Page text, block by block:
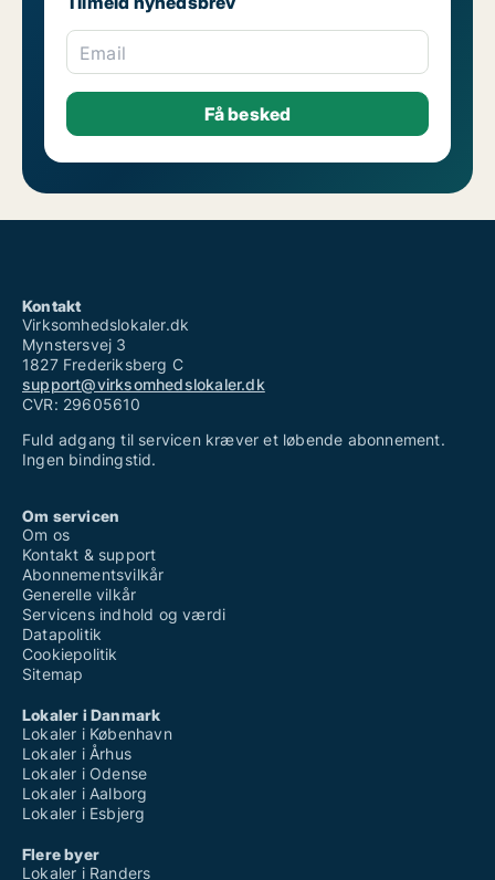
Email
Kontakt
Virksomhedslokaler.dk
Mynstersvej 3
1827 Frederiksberg C
support@virksomhedslokaler.dk
CVR: 29605610
Fuld adgang til servicen kræver et løbende abonnement.
Ingen bindingstid.
Om servicen
Om os
Kontakt & support
Abonnementsvilkår
Generelle vilkår
Servicens indhold og værdi
Datapolitik
Cookiepolitik
Sitemap
Lokaler i Danmark
Lokaler i København
Lokaler i Århus
Lokaler i Odense
Lokaler i Aalborg
Lokaler i Esbjerg
Flere byer
Lokaler i Randers